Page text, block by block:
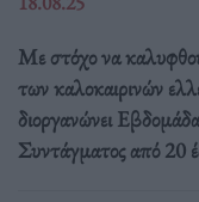
Με στόχο να
των καλοκαιρινών
διοργανώνει
Συντάγματος από 20